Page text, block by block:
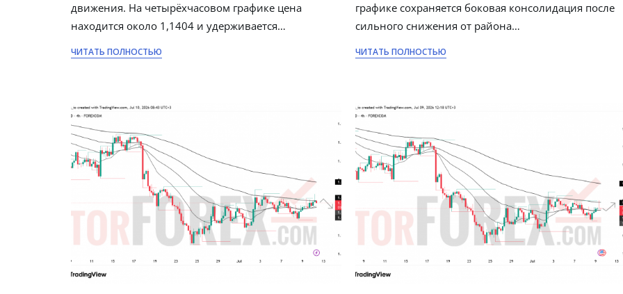
движения. На четырёхчасовом графике цена
находится около 1,1404 и удерживается…
ЧИТАТЬ ПОЛНОСТЬЮ
графике сохраняется боковая консолидация после
сильного снижения от района…
ЧИТАТЬ ПОЛНОСТЬЮ